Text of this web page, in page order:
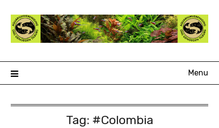
naar
inhoud
Menu
Tag: #Colombia